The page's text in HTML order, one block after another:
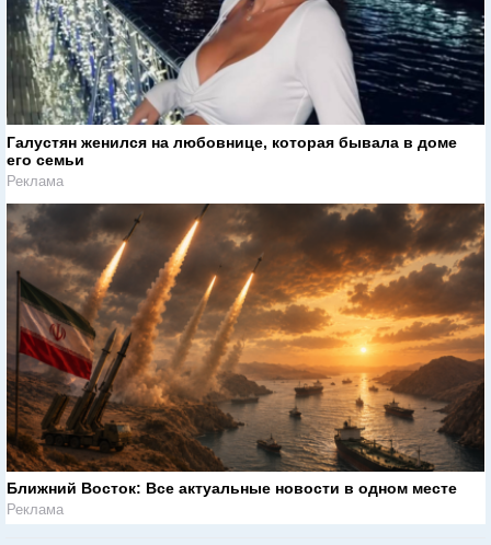
Галустян женился на любовнице, которая бывала в доме
его семьи
Реклама
Ближний Восток: Все актуальные новости в одном месте
Реклама